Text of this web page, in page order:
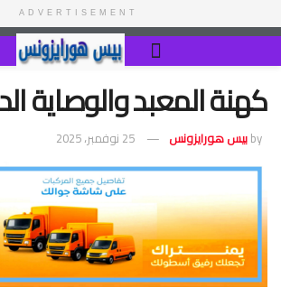
ADVERTISEMENT
كهنة المعبد والوصاية
byبيس هورايزونس 25 نوفمبر، 2025